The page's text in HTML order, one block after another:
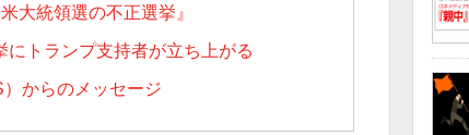
大統領選の不正選挙』
トランプ支持者が立ち上がる
からのメッセージ